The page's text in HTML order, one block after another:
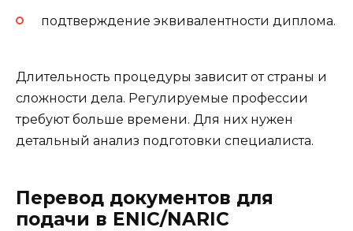
подтверждение эквивалентности диплома.
Длительность процедуры зависит от страны и
сложности дела. Регулируемые профессии
требуют больше времени. Для них нужен
детальный анализ подготовки специалиста.
Перевод документов для
подачи в ENIC/NARIC